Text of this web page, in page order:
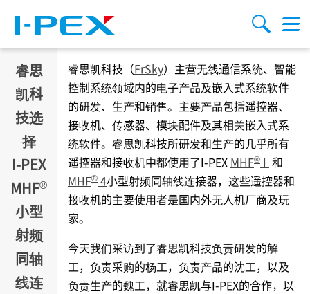
搜索
Menu
睿思
凯科
技选
择
I-PEX
MHF®
小型
射频
同轴
线连
睿思凯科技（FrSky）主营无线通信系统、智能
控制系统领域内的电子产品及嵌入式系统软件
的研发、生产和销售。主要产品包括遥控器、
接收机、传感器、模块配件及其相关嵌入式系
统软件。睿思凯科技所研发和生产的几乎所有
遥控器和接收机中都使用了I-PEX MHF® I 和
MHF® 4小型射频同轴线连接器，这些遥控器和
接收机的主要使用者是国内外无人机厂商及玩
家。
今天我们采访到了睿思凯科技负责研发的解
工，负责采购的杨工，负责产品的沈工，以及
负责生产的魏工，就睿思凯与I-PEX的合作，以